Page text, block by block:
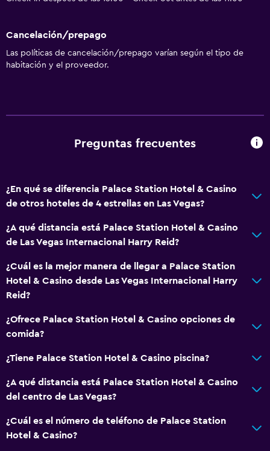
Cancelación/prepago
Las políticas de cancelación/prepago varían según el tipo de
habitación y el proveedor.
Preguntas frecuentes
¿En qué se diferencia Palace Station Hotel & Casino
de otros hoteles de 4 estrellas en Las Vegas?
¿A qué distancia está Palace Station Hotel & Casino
de Las Vegas Internacional Harry Reid?
¿Cuál es la mejor manera de llegar a Palace Station
Hotel & Casino desde Las Vegas Internacional Harry
Reid?
¿Ofrece Palace Station Hotel & Casino opciones de
comida?
¿Tiene Palace Station Hotel & Casino piscina?
¿A qué distancia está Palace Station Hotel & Casino
del centro de Las Vegas?
¿Cuál es el número de teléfono de Palace Station
Hotel & Casino?